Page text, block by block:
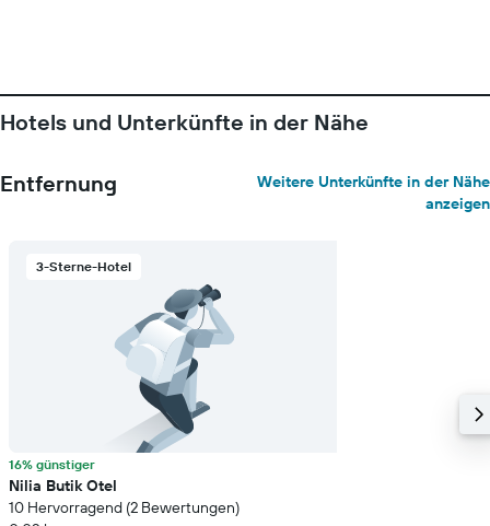
Hotels und Unterkünfte in der Nähe
Entfernung
Weitere Unterkünfte in der Nähe
anzeigen
3-Sterne-Hotel
16% günstiger
Nilia Butik Otel
10 Hervorragend (2 Bewertungen)